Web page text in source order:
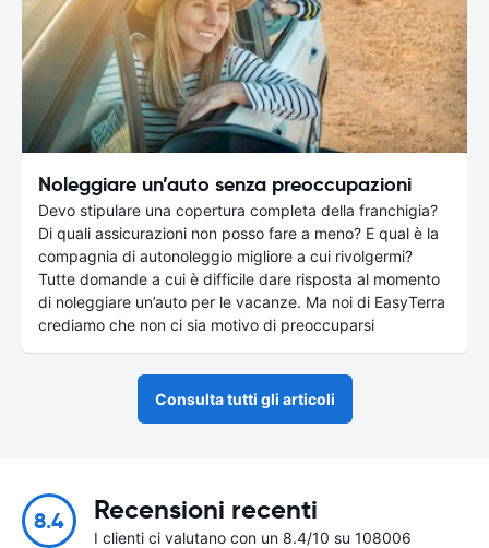
Noleggiare un’auto senza preoccupazioni
Devo stipulare una copertura completa della franchigia?
Di quali assicurazioni non posso fare a meno? E qual è la
compagnia di autonoleggio migliore a cui rivolgermi?
Tutte domande a cui è difficile dare risposta al momento
di noleggiare un’auto per le vacanze. Ma noi di EasyTerra
crediamo che non ci sia motivo di preoccuparsi
Consulta tutti gli articoli
8.4 Recensioni recenti
I clienti ci valutano con un 8.4/10 su 108006